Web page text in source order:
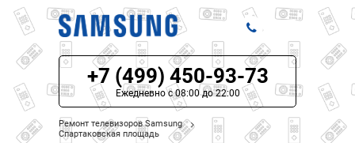
ЦЕНЫ НА РЕМОНТ
О СЕРВИСЕ
+7 (499) 450-93-73
Ежедневно с 08:00 до 22:00
Ремонт телевизоров Samsung
Спартаковская площадь